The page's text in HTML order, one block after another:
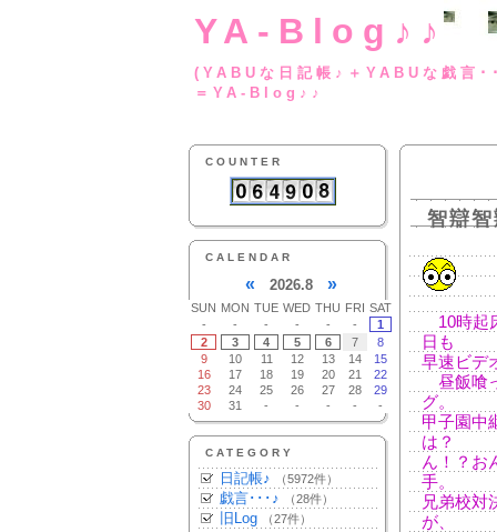
YA-Blog♪♪
(YABUな日記帳♪
＝YA-Blog♪♪
COUNTER
CALENDAR
« 2026.8 »
SUN MON TUE WED THU FRI SAT
-
- - - - -
1
2
3 4 5 6 7
8
9
10 11 12 13 14
15
16
17 18 19 20 21
22
23
24 25 26 27 28
29
30
31 - - - - -
CATEGORY
日記帳♪ （5972件）
戯言･･･♪ （28件）
旧Log （27件）
智辯
10時起
日も
早速ビデ
昼飯喰
グ。
甲子園中
は？
ん！？お
手。
兄弟校対
が、